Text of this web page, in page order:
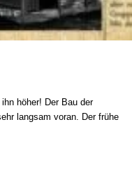
höher! Der Bau der
langsam voran. Der frühe